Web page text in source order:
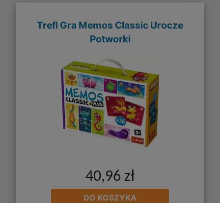
Trefl Gra Memos Classic Urocze
Potworki
40,96 zł
DO KOSZYKA